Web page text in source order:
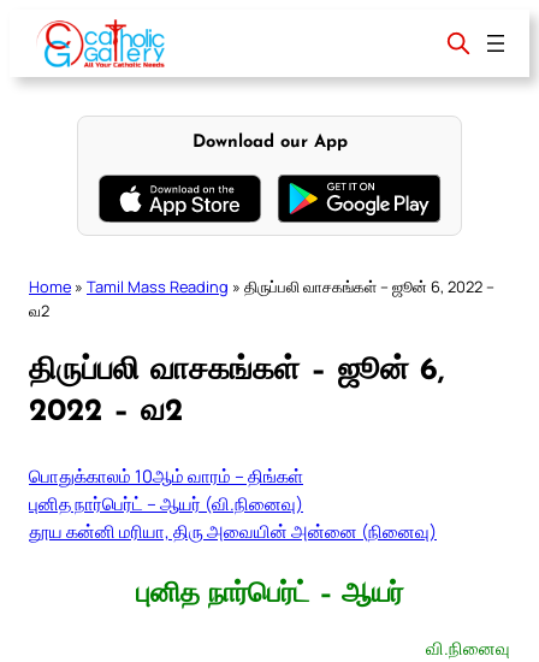
content
Download our App
Home » Tamil Mass Reading » திருப்பலி வாசகங்கள் – ஜூன் 6, 2022 –
வ2
திருப்பலி வாசகங்கள் – ஜூன் 6,
2022 – வ2
பொதுக்காலம் 10ஆம் வாரம் – திங்கள்
புனித நார்பெர்ட் – ஆயர் (வி.நினைவு)
தூய கன்னி மரியா, திரு அவையின் அன்னை (நினைவு)
புனித நார்பெர்ட் – ஆயர்
வி.நினைவு